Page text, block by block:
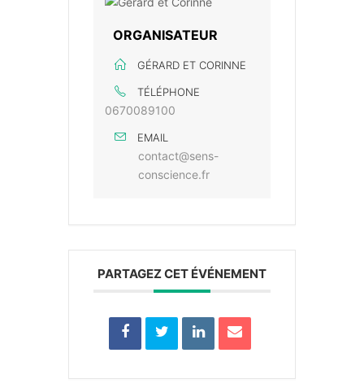
ORGANISATEUR
GÉRARD ET CORINNE
TÉLÉPHONE
0670089100
EMAIL
contact@sens-
conscience.fr
PARTAGEZ CET ÉVÉNEMENT